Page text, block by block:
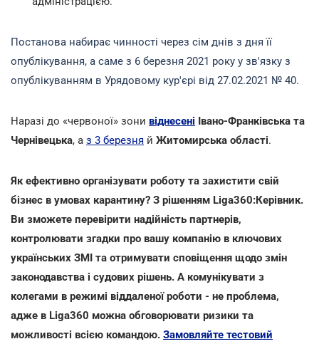
Постанова набирає чинності через сім днів з дня її
опублікування, а саме з 6 березня 2021 року у зв'язку з
опублікуванням в Урядовому кур'єрі від 27.02.2021 № 40.
Наразі до «червоної» зони віднесені Івано-Франківська та
Чернівецька, а з 3 березня й Житомирська області.
Як ефективно організувати роботу та захистити свій
бізнес в умовах карантину? З рішенням Liga360:Керівник.
Ви зможете перевірити надійність партнерів,
контролювати згадки про вашу компанію в ключових
українських ЗМІ та отримувати сповіщення щодо змін
законодавства і судових рішень. А комунікувати з
колегами в режимі віддаленої роботи - не проблема,
адже в Liga360 можна обговорювати ризики та
можливості всією командою. Замовляйте тестовий